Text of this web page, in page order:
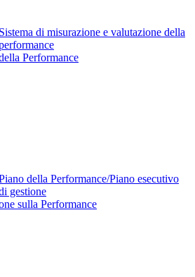
Sistema di misurazione e valutazione della
Performance
della Performance/Piano esecutivo
gestione
sulla Performance